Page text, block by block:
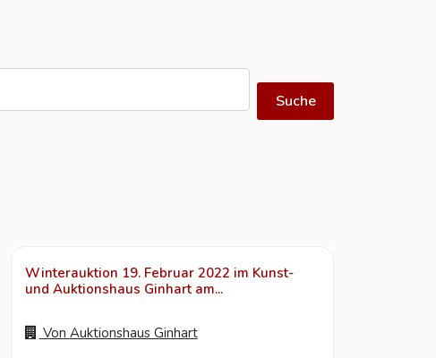
Suche
Winterauktion 19. Februar 2022 im Kunst-
und Auktionshaus Ginhart am...
Von Auktionshaus Ginhart